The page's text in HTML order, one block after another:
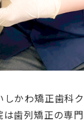
しかわ矯正歯科
は歯列矯正の専